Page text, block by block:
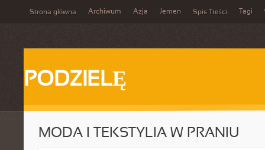
Strona główna Archiwum Azja Jemen Spis Treści Tagi
PODZIELĘ
MODA I TEKSTYLIA W PRANIU